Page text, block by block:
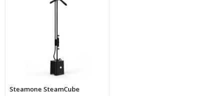
Steamone SteamCube